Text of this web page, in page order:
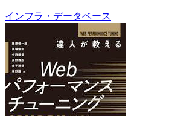
インフラ・データベース